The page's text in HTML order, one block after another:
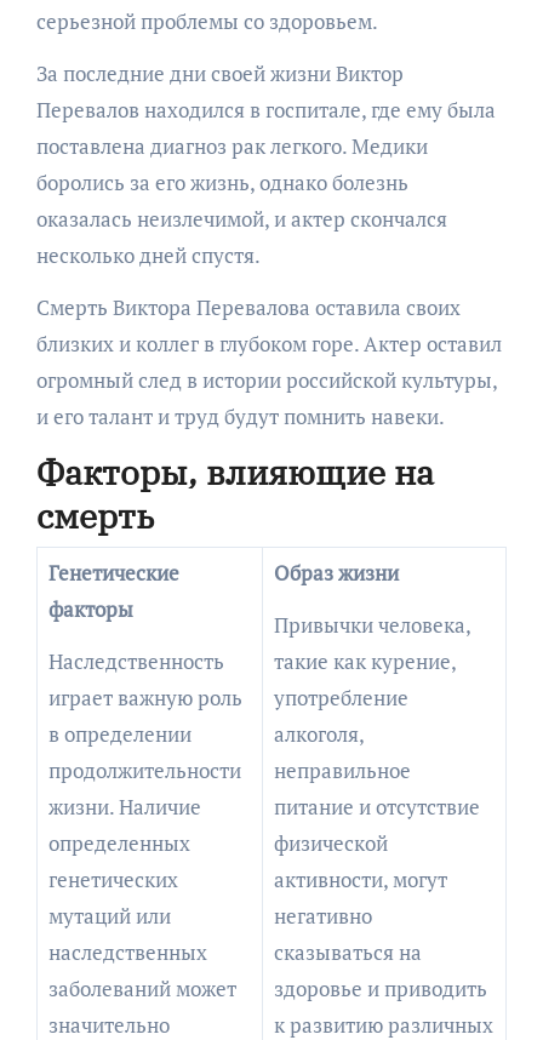
серьезной проблемы со здоровьем.
За последние дни своей жизни Виктор
Перевалов находился в госпитале, где ему была
поставлена диагноз рак легкого. Медики
боролись за его жизнь, однако болезнь
оказалась неизлечимой, и актер скончался
несколько дней спустя.
Смерть Виктора Перевалова оставила своих
близких и коллег в глубоком горе. Актер оставил
огромный след в истории российской культуры,
и его талант и труд будут помнить навеки.
Факторы, влияющие на
смерть
Генетические
факторы
Наследственность
играет важную роль
в определении
продолжительности
жизни. Наличие
определенных
генетических
мутаций или
наследственных
заболеваний может
значительно
Образ жизни
Привычки человека,
такие как курение,
употребление
алкоголя,
неправильное
питание и отсутствие
физической
активности, могут
негативно
сказываться на
здоровье и приводить
к развитию различных